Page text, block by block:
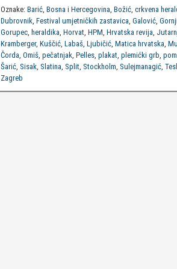
Oznake: Barić, Bosna i Hercegovina, Božić, crkvena
Dubrovnik, Festival umjetničkih zastavica, Galović,
Gorupec, heraldika, Horvat, HPM, Hrvatska revija,
Kramberger, Kuščić, Labaš, Ljubičić, Matica hrvatska,
Čorda, Omiš, pečatnjak, Pelles, plakat, plemićki grb,
Šarić, Sisak, Slatina, Split, Stockholm, Sulejmanagić,
Zagreb